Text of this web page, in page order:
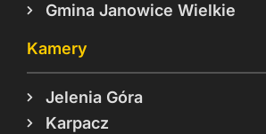
Gmina Janowice Wielkie
Kamery
Jelenia Góra
Karpacz